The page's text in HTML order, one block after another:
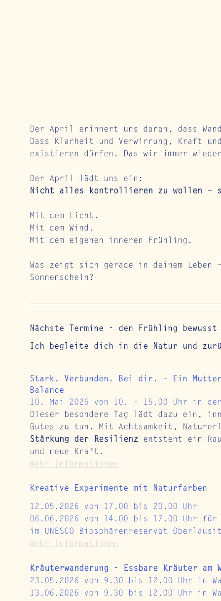
Der April erinnert uns daran, dass
Dass Klarheit und Verwirrung, Kraft
existieren dürfen. Das wir immer
Der April lädt uns ein:
Nicht alles kontrollieren zu wollen –
Mit dem Licht.
Mit dem Wind.
Mit dem eigenen inneren Frühling.
Was zeigt sich gerade in deinem Leben
Sonnenschein?
Nächste Termine - den Frühling
Ich begleite dich in die Natur und
Stark. Verbunden. Bei dir. – Ein
Balance
10. Mai 2026 von 10. - 15.00 Uhr in der
Dieser besondere Tag lädt dazu ein,
Gutes zu tun. Mit Achtsamkeit,
Stärkung der Resilienz entsteht ein
und neue Kraft.
mehr Informationen
Kreative Experimente mit Naturfarben
12.05.2026 von 17.00 bis 20.00 Uhr
06.06.2026 von 14.00 bis 17.00 Uhr für
im UNESCO Biosphärenreservat
mehr Informationen
Kräuterwanderung - Essbare Kräuter am
23.05.2026 von 9.30 bis 12.00 Uhr i n
13.06.2026 von 9.30 bis 12.00 Uhr in